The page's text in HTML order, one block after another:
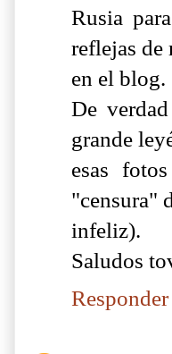
Rusia
reflejas de
en el blog.
De
grande
esas
"censura"
infeliz).
Saludos
Responder